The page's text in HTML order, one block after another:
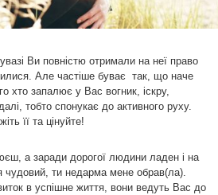
Ви повністю отримали на неї право
Але частіше буває так, що наче
хто запалює у Вас вогник, іскру,
тобто спонукає до активного руху.
її та цінуйте!
а заради дорогої людини ладен і на
ти недарма мене обрав(ла).
в успішне життя, вони ведуть Вас до